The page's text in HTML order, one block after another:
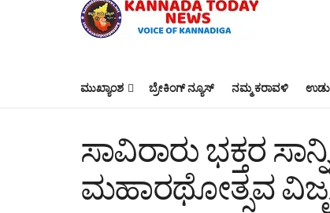
ಮುಖ್ಯಾಂಶ ಬ್ರೇಕಿಂಗ್ ನ್ಯೂಸ್ ನಮ್ಮ ಕರಾವಳಿ
ಸಾವಿರಾರು ಭಕ್ತರ
ಮಹಾರಥೋತ್ಸವ